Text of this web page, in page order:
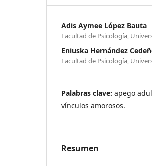
Adis Aymee López Bauta
Facultad de Psicología,
Eniuska Hernández
Facultad de Psicología,
Palabras clave: apego
vínculos amorosos.
Resumen